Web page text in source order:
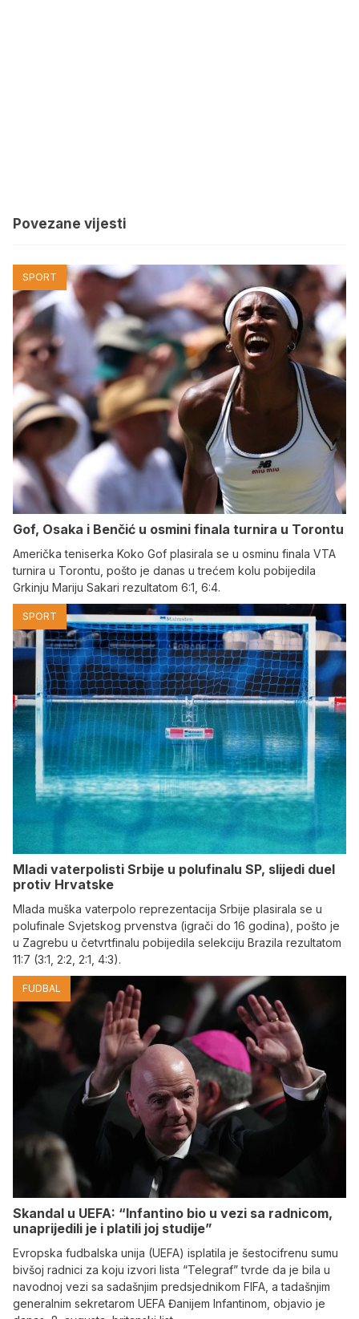
Povezane vijesti
SPORT
Gof, Osaka i Benčić u osmini finala turnira u Torontu
Američka teniserka Koko Gof plasirala se u osminu finala VTA
turnira u Torontu, pošto je danas u trećem kolu pobijedila
Grkinju Mariju Sakari rezultatom 6:1, 6:4.
SPORT
Mladi vaterpolisti Srbije u polufinalu SP, slijedi duel
protiv Hrvatske
Mlada muška vaterpolo reprezentacija Srbije plasirala se u
polufinale Svjetskog prvenstva (igrači do 16 godina), pošto je
u Zagrebu u četvrtfinalu pobijedila selekciju Brazila rezultatom
11:7 (3:1, 2:2, 2:1, 4:3).
FUDBAL
Skandal u UEFA: “Infantino bio u vezi sa radnicom,
unaprijedili je i platili joj studije”
Evropska fudbalska unija (UEFA) isplatila je šestocifrenu sumu
bivšoj radnici za koju izvori lista “Telegraf” tvrde da je bila u
navodnoj vezi sa sadašnjim predsjednikom FIFA, a tadašnjim
generalnim sekretarom UEFA Đanijem Infantinom, objavio je